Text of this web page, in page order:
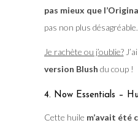
pas mieux que
pas non plus
Je rachète ou j’oublie?
version Blush du coup !
4. Now Essentials –
Cette huile m’avait été